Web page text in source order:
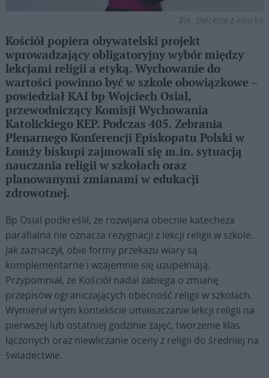
Fot. Diecezja Łowicka
Kościół popiera obywatelski projekt
wprowadzający obligatoryjny wybór między
lekcjami religii a etyką. Wychowanie do
wartości powinno być w szkole obowiązkowe –
powiedział KAI bp Wojciech Osial,
przewodniczący Komisji Wychowania
Katolickiego KEP. Podczas 405. Zebrania
Plenarnego Konferencji Episkopatu Polski w
Łomży biskupi zajmowali się m.in. sytuacją
nauczania religii w szkołach oraz
planowanymi zmianami w edukacji
zdrowotnej.
Bp Osial podkreślił, że rozwijana obecnie katecheza
parafialna nie oznacza rezygnacji z lekcji religii w szkole.
Jak zaznaczył, obie formy przekazu wiary są
komplementarne i wzajemnie się uzupełniają.
Przypomniał, że Kościół nadal zabiega o zmianę
przepisów ograniczających obecność religii w szkołach.
Wymienił w tym kontekście umieszczanie lekcji religii na
pierwszej lub ostatniej godzinie zajęć, tworzenie klas
łączonych oraz niewliczanie oceny z religii do średniej na
świadectwie.